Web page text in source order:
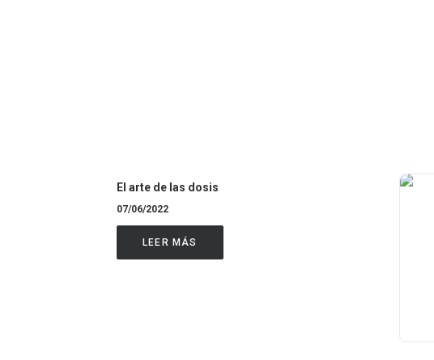
El arte de las dosis
07/06/2022
LEER MÁS